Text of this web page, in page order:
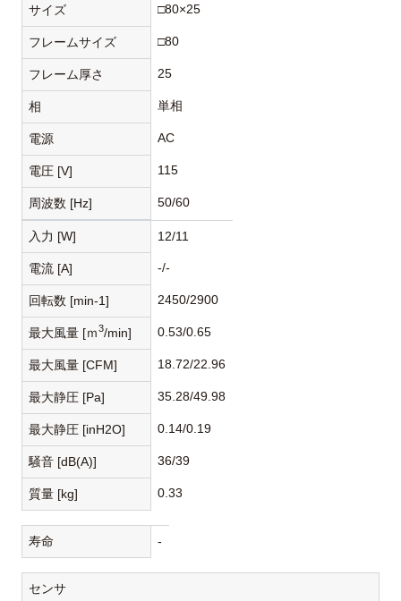
サイズ □80×25
フレームサイズ □80
フレーム厚さ 25
相 単相
電源 AC
電圧 [V] 115
周波数 [Hz] 50/60
入力 [W] 12/11
電流 [A] -/-
回転数 [min-1] 2450/2900
最大風量 [ｍ3/min] 0.53/0.65
最大風量 [CFM] 18.72/22.96
最大静圧 [Pa] 35.28/49.98
最大静圧 [inH2O] 0.14/0.19
騒音 [dB(A)] 36/39
質量 [kg] 0.33
寿命 -
センサ